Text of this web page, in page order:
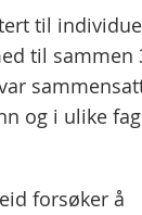
til
til sammen
og i ulike
forsøker å